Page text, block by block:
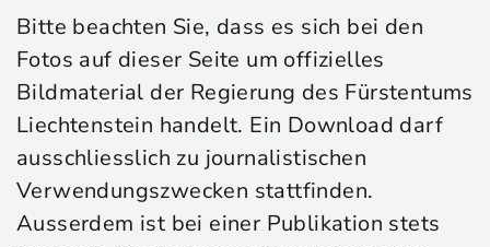
Bitte beachten Sie, dass es sich bei den
Fotos auf dieser Seite um offizielles
Bildmaterial der Regierung des Fürstentums
Liechtenstein handelt. Ein Download darf
ausschliesslich zu journalistischen
Verwendungszwecken stattfinden.
Ausserdem ist bei einer Publikation stets